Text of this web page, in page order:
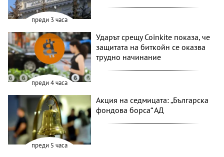
преди 3 часа
преди 4 часа
Ударът срещу Coinkite показа, че
защитата на биткойн се оказва
трудно начинание
преди 5 часа
Акция на седмицата: „Българска
фондова борса“ АД